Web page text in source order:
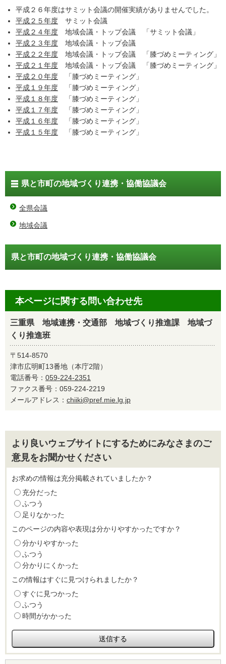
平成２６年度はサミット会議の開催実績がありませんでした。
平成２５年度 サミット会議
平成２４年度 地域会議・トップ会議 「サミット会議」
平成２３年度 地域会議・トップ会議
平成２２年度 地域会議・トップ会議 「膝づめミーティング」
平成２１年度 地域会議・トップ会議 「膝づめミーティング」
平成２０年度 「膝づめミーティング」
平成１９年度 「膝づめミーティング」
平成１８年度 「膝づめミーティング」
平成１７年度 「膝づめミーティング」
平成１６年度 「膝づめミーティング」
平成１５年度 「膝づめミーティング」
県と市町の地域づくり連携・協働協議会
全県会議
地域会議
県と市町の地域づくり連携・協働協議会
本ページに関する問い合わせ先
三重県 地域連携・交通部 地域づくり推進課 地域づ
くり推進班
〒514-8570
津市広明町13番地（本庁2階）
電話番号： 059-224-2351
ファクス番号：059-224-2219
メールアドレス： chiiki@pref.mie.lg.jp
より良いウェブサイトにするためにみなさまのご
意見をお聞かせください
お求めの情報は充分掲載されていましたか？
充分だった
ふつう
足りなかった
このページの内容や表現は分かりやすかったですか？
分かりやすかった
ふつう
分かりにくかった
この情報はすぐに見つけられましたか？
すぐに見つかった
ふつう
時間がかかった